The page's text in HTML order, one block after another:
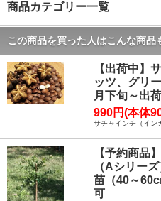
商品カテゴリー一覧
この商品を買った人はこんな商品
【出荷中】
ッツ、グリ
月下旬～出
990円(本体
サチャインチ（イン
【予約商品
（Aシリー
苗（40～
可